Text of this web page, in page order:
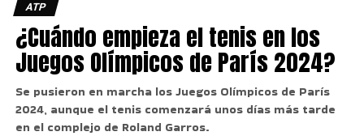
ATP
¿Cuándo empieza el tenis en los
Juegos Olímpicos de París 2024?
Se pusieron en marcha los Juegos Olímpicos de París
2024, aunque el tenis comenzará unos días más tarde
en el complejo de Roland Garros.